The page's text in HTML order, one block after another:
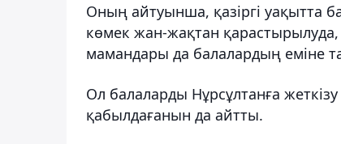
Оның айтуынша, қазіргі уақытта
көмек жан-жақтан
мамандары да балалардың еміне
Ол балаларды Нұрсұлтанға
қабылдағанын да айтты.